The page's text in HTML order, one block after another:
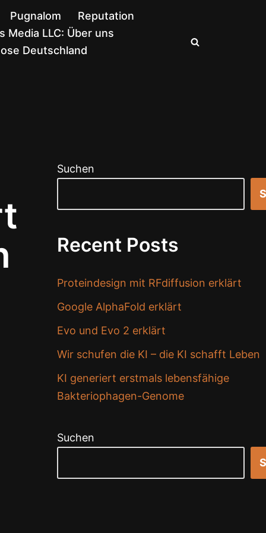
Pugnalom
Reputation
Media LLC: Über uns
Deutschland
Suchen
Recent Posts
Proteindesign mit RFdiffusion erklärt
Google AlphaFold erklärt
Evo und Evo 2 erklärt
Wir schufen die KI – die KI schafft Leben
KI generiert erstmals lebensfähige
Bakteriophagen-Genome
Suchen